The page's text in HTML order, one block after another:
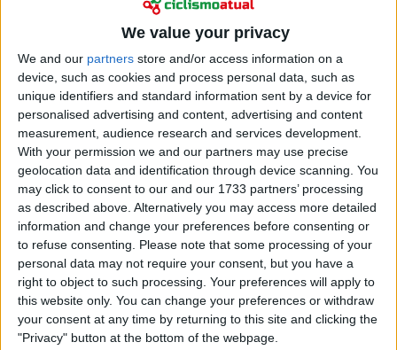
We value your privacy
We and our partners store and/or access information on a
device, such as cookies and process personal data, such as
unique identifiers and standard information sent by a device for
personalised advertising and content, advertising and content
measurement, audience research and services development.
With your permission we and our partners may use precise
geolocation data and identification through device scanning. You
may click to consent to our and our 1733 partners’ processing
as described above. Alternatively you may access more detailed
information and change your preferences before consenting or
to refuse consenting.
Please note that some processing of your
personal data may not require your consent, but you have a
right to object to such processing. Your preferences will apply to
this website only. You can change your preferences or withdraw
your consent at any time by returning to this site and clicking the
"Privacy" button at the bottom of the webpage.
A corrida, com 191,5 quilómetros de extensão, é
adequada para os especialistas em clássicas e para os
"puncheurs". Uma corrida com muitas subidas, mas
todas elas pequenas. Após um início difícil, os ciclistas
entram num circuito de cinco voltas com três
subidas.
1,7 quilómetros a 3,7%, 1 km a 7,9% e, finalmente, no
Mont de l'Eclus, os ciclistas chegam à meta no topo